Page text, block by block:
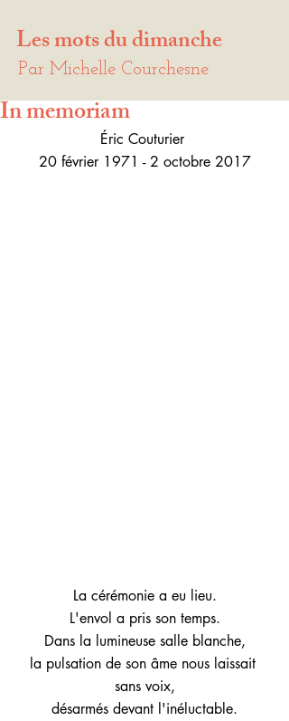
Les mots du dimanche
Par Michelle Courchesne
In memoriam
Éric Couturier
20 février 1971 - 2 octobre 2017
La cérémonie a eu lieu.
L'envol a pris son temps.
Dans la lumineuse salle blanche,
la pulsation de son âme nous laissait
sans voix,
désarmés devant l'inéluctable.